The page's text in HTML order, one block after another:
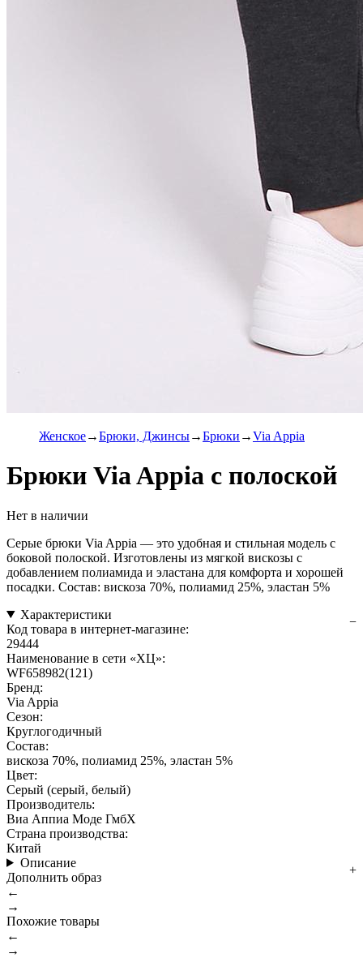
Женское Брюки, Джинсы Брюки Via Appia
Брюки Via Appia с полоской
Нет в наличии
Серые брюки Via Appia — это удобная и стильная модель с
боковой полоской. Изготовлены из мягкой вискозы с
добавлением полиамида и эластана для комфорта и хорошей
посадки. Состав: вискоза 70%, полиамид 25%, эластан 5%
Характеристики
Код товара в интернет-магазине:
29444
Наименование в сети «ХЦ»:
WF658982(121)
Бренд:
Via Appia
Сезон:
Круглогодичный
Состав:
вискоза 70%, полиамид 25%, эластан 5%
Цвет:
Серый (серый, белый)
Производитель:
Виа Аппиа Моде ГмбХ
Страна производства:
Китай
Описание
Дополнить образ
←
→
Похожие товары
←
→